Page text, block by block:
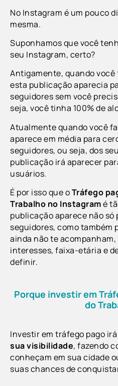
No Instagram é um pouco
mesma.
Suponhamos que você
seu Instagram, certo?
Antigamente, quando você
esta publicação aparecia
seguidores sem você
seja, você tinha 100% de
Atualmente quando você
aparece em média para
seguidores, ou seja, dos
publicação irá aparecer
usuários.
É por isso que oTráfego
Trabalho no Instagramé
publicação aparece não só
seguidores, como também
ainda não te acompanham,
interesses, faixa-etária e
definir.
Porque investir em
do
Investir em tráfego pago
sua visibilidade, fazendo
conheçam em sua cidade
suas chances de